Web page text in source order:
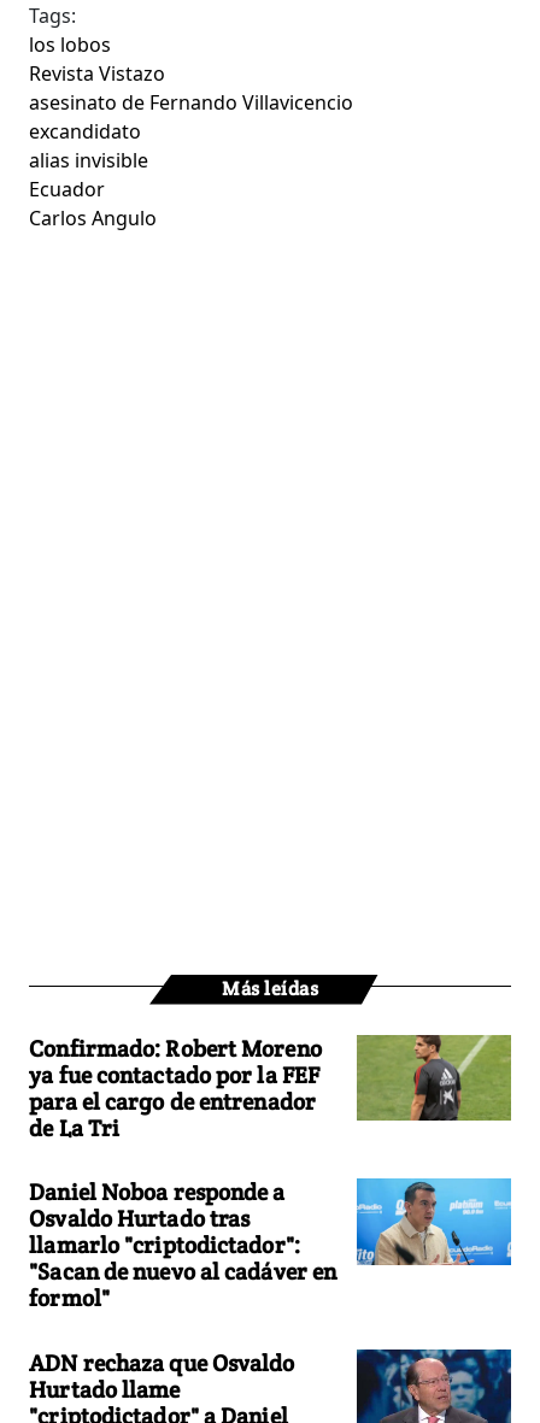
Tags:
los lobos
Revista Vistazo
asesinato de Fernando Villavicencio
excandidato
alias invisible
Ecuador
Carlos Angulo
Más leídas
Confirmado: Robert Moreno
ya fue contactado por la FEF
para el cargo de entrenador
de La Tri
Daniel Noboa responde a
Osvaldo Hurtado tras
llamarlo "criptodictador":
"Sacan de nuevo al cadáver en
formol"
ADN rechaza que Osvaldo
Hurtado llame
"criptodictador" a Daniel